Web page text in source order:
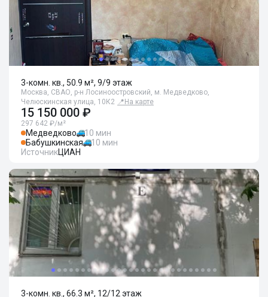
3-комн. кв., 50.9 м², 9/9 этаж
Москва, СВАО, р-н Лосиноостровский, м. Медведково,
Челюскинская улица, 10К2 📍 На карте
15 150 000 ₽
297 642 ₽/м²
Медведково
10 мин
Бабушкинская
10 мин
ИсточникЦИАН
3-комн. кв., 66.3 м², 12/12 этаж